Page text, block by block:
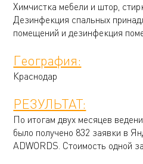
Химчистка мебели и штор,
Дезинфекция спальных
помещений и дезинфекция
География:
Краснодар
РЕЗУЛЬТАТ:
По итогам двух месяцев
было получено 832 заявки в
ADWORDS. Стоимость одной